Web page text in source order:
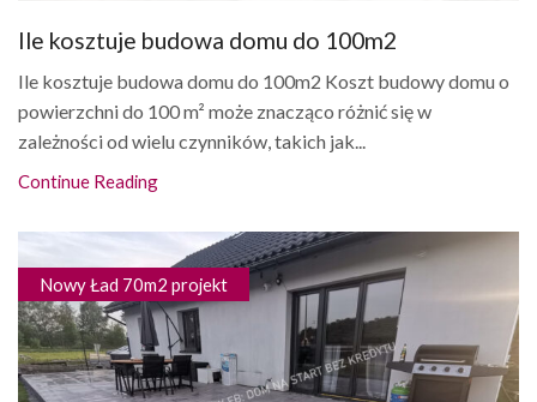
Ile kosztuje budowa domu do 100m2
Ile kosztuje budowa domu do 100m2 Koszt budowy domu o
powierzchni do 100 m² może znacząco różnić się w
zależności od wielu czynników, takich jak...
Continue Reading
Nowy Ład 70m2 projekt